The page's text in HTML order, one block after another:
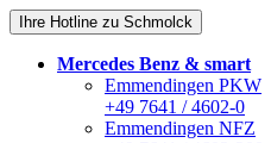
Ihre Hotline zu Schmolck
Mercedes Benz & smart
Emmendingen PKW
+49 7641 / 4602-0
Emmendingen NFZ